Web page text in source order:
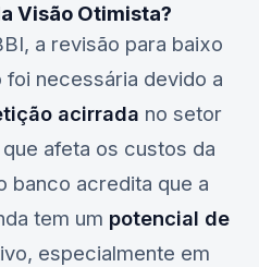
Visão Otimista?
a revisão para baixo
necessária devido a
acirrada no setor
que afeta os custos da
banco acredita que a
tem um potencial de
especialmente em